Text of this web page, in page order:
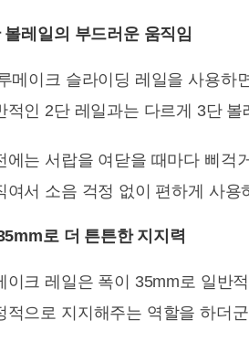
볼레일의 부드러운 움직임
메이크 슬라이딩 레일을 사용하
적인 2단 레일과는 다르게 3단
에는 서랍을 여닫을 때마다 삐걱
여서 소음 걱정 없이 편하게 사
로 더 튼튼한 지지력
이크 레일은 폭이 35mm로 일반
적으로 지지해주는 역할을 하더